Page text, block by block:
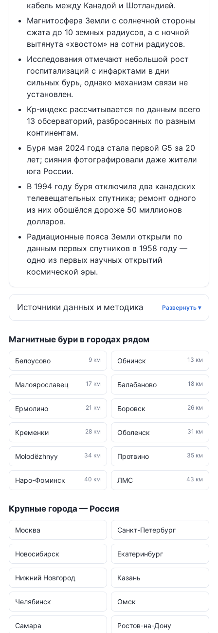
кабель между Канадой и Шотландией.
Магнитосфера Земли с солнечной стороны
сжата до 10 земных радиусов, а с ночной
вытянута «хвостом» на сотни радиусов.
Исследования отмечают небольшой рост
госпитализаций с инфарктами в дни
сильных бурь, однако механизм связи не
установлен.
Kp-индекс рассчитывается по данным всего
13 обсерваторий, разбросанных по разным
континентам.
Буря мая 2024 года стала первой G5 за 20
лет; сияния фотографировали даже жители
юга России.
В 1994 году буря отключила два канадских
телевещательных спутника; ремонт одного
из них обошёлся дороже 50 миллионов
долларов.
Радиационные пояса Земли открыли по
данным первых спутников в 1958 году —
одно из первых научных открытий
космической эры.
Источники данных и методика
Магнитные бури в городах рядом
Белоусово 9 км Обнинск 13 км
Малоярославец 17 км Балабаново 18 км
Ермолино 21 км Боровск 26 км
Кременки 28 км Оболенск 31 км
Molodëzhnyy 34 км Протвино 35 км
Наро-Фоминск 40 км ЛМС 43 км
Крупные города — Россия
Москва Санкт-Петербург
Новосибирск Екатеринбург
Нижний Новгород Казань
Челябинск Омск
Самара Ростов-на-Дону